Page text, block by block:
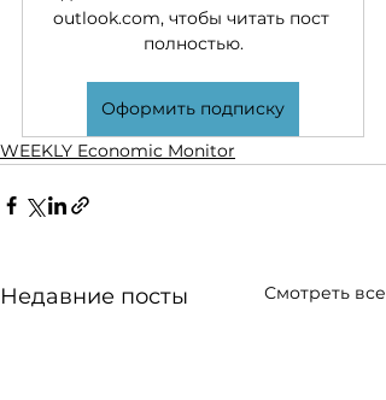
outlook.com, чтобы читать пост
полностью.
Оформить подписку
WEEKLY Economic Monitor
Недавние посты Смотреть все